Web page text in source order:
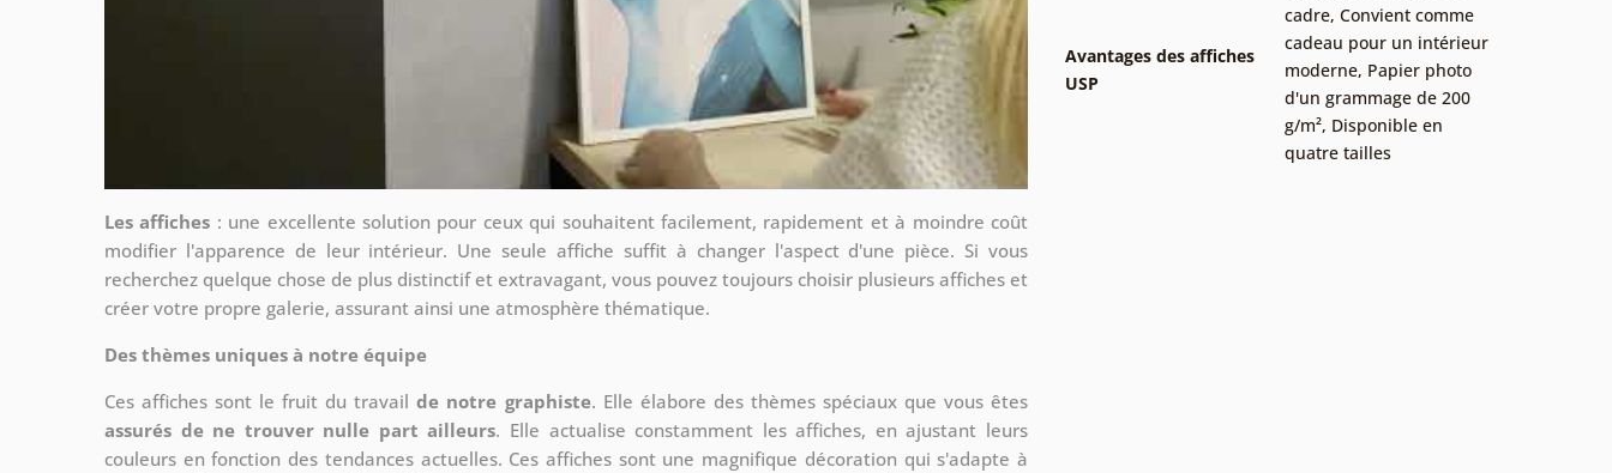
Les affiches : une excellente solution pour ceux qui souhaitent facilement, rapidement et à moindre coût
modifier l'apparence de leur intérieur. Une seule affiche suffit à changer l'aspect d'une pièce. Si vous
recherchez quelque chose de plus distinctif et extravagant, vous pouvez toujours choisir plusieurs affiches et
créer votre propre galerie, assurant ainsi une atmosphère thématique.
Des thèmes uniques à notre équipe
Ces affiches sont le fruit du travail de notre graphiste. Elle élabore des thèmes spéciaux que vous êtes
assurés de ne trouver nulle part ailleurs. Elle actualise constamment les affiches, en ajustant leurs
couleurs en fonction des tendances actuelles. Ces affiches sont une magnifique décoration qui s'adapte à
Avantages des affiches
USP
cadre, Convient comme
cadeau pour un intérieur
moderne, Papier photo
d'un grammage de 200
g/m², Disponible en
quatre tailles